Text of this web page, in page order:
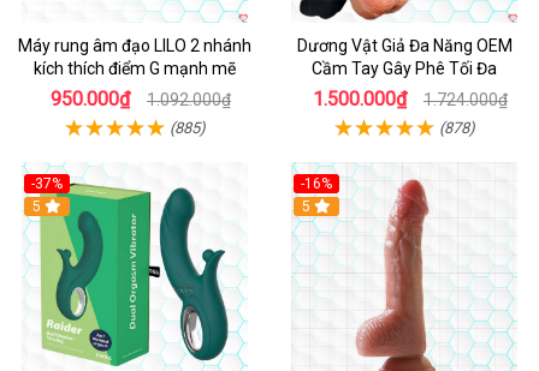
Máy rung âm đạo LILO 2 nhánh
kích thích điểm G mạnh mẽ
950.000₫ 1.092.000₫
(885)
Dương Vật Giả Đa Năng OEM
Cầm Tay Gây Phê Tối Đa
1.500.000₫ 1.724.000₫
(878)
-37%
Hot
5
-16%
Hot
5